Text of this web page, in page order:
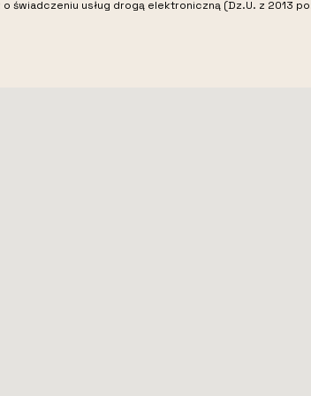
o świadczeniu usług drogą elektroniczną (Dz.U. z 2013